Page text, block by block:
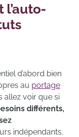
l’auto-
d’abord bien
au portage
allez voir que si
différents,
indépendants.